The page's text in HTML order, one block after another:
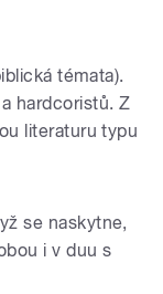
témata).
hardcoristů. Z
literaturu typu
se naskytne,
i v duu s